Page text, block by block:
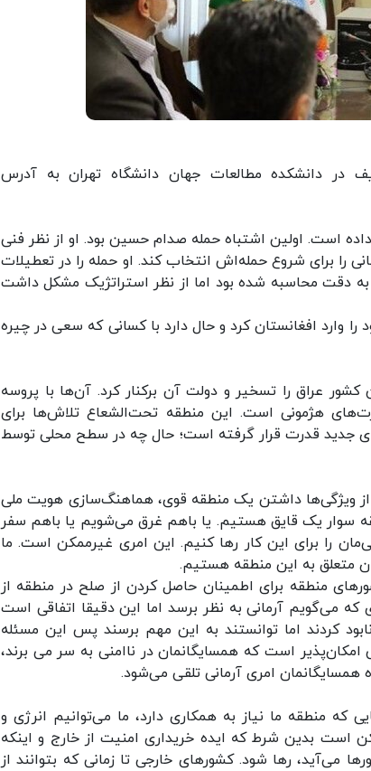
در دانشکده مطالعات جهان دانشگاه تهران به آدرس
است. اولین اشتباه حمله صدام حسین بود. او از نظر فنی
را برای شروع حمله‌اش انتخاب کند. او حمله را در تعطیلات
دقت محاسبه شده بود اما از نظر استراتژیک مشکل داشت
وارد افغانستان کرد و حال دارد با کسانی که سعی در چیره
عراق را تسخیر و دولت آن برکنار کرد. آن‌ها با پروسه
هژمونی است. این منطقه تحت‌الشعاع تلاش‌ها برای
جدید قدرت قرار گرفته است‌؛ حال چه در سطح محلی توسط
ویژگی‌ها داشتن یک منطقه قوی، هماهنگ‌سازی هویت ملی
سوار یک قایق هستیم. یا باهم غرق می‌شویم یا باهم سفر
را برای این کار رها کنیم. این امری غیرممکن است. ما
متعلق به این منطقه هستیم.
منطقه برای اطمینان حاصل کردن از صلح در منطقه از
می‌گویم آرمانی به نظر برسد اما این دقیقا اتفاقی است
کردند اما توانستند به این مهم برسند پس این مسئله
است که همسایگانمان در ناامنی به سر می برند،
امری آرمانی تلقی می‌شود.
که منطقه‌ ما نیاز به همکاری دارد، ما می‌توانیم انرژی و
است بدین شرط که ایده خریداری امنیت از خارج و اینکه
می‌آید، رها شود. کشورهای خارجی تا زمانی که بتوانند از